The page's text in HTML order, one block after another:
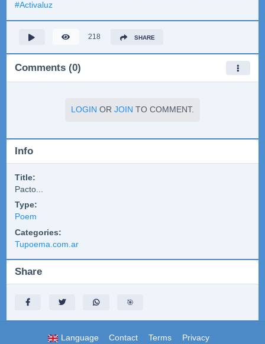
#Activaluz
218 SHARE
Comments (0)
LOGIN OR JOIN TO COMMENT.
Info
Title:
Pacto...
Type:
Poem
Categories:
Tupoema.com.ar
Share
🎯
Language Contact Terms Privacy